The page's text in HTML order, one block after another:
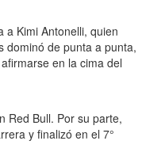
a Kimi Antonelli, quien
dominó de punta a punta,
en la cima del
Red Bull. Por su parte,
y finalizó en el 7°